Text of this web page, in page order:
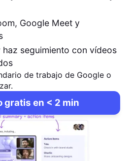
Google Meet y
seguimiento con vídeos
de trabajo de Google o
gratis en < 2 min